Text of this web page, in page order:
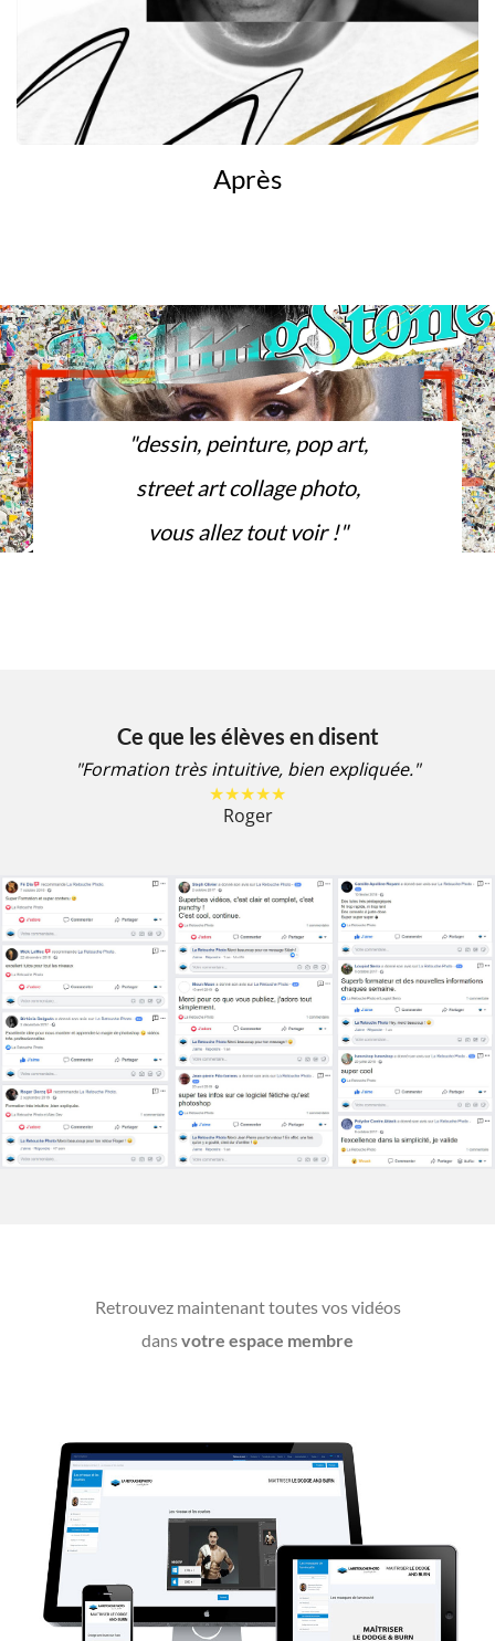
Après
"dessin, peinture, pop art,
street art collage photo,
vous allez tout voir !"
Ce que les élèves en disent
"Formation très intuitive, bien expliquée."
★★★★★
Roger
Retrouvez maintenant toutes vos vidéos
dansvotre espace membre